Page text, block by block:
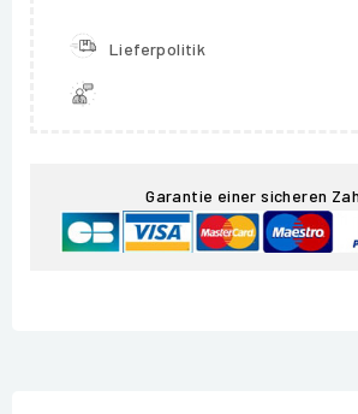
Lieferpolitik
Garantie einer sicheren